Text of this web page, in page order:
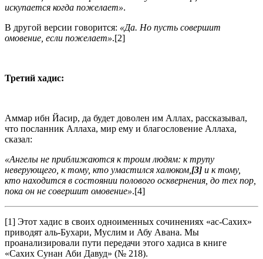
искупается когда пожелает».
В другой версии говорится: «Да. Но пусть совершит
омовение, если пожелает».[2]
Третий хадис:
Аммар ибн Йасир, да будет доволен им Аллах, рассказывал,
что посланник Аллаха, мир ему и благословение Аллаха,
сказал:
«Ангелы не приближаются к троим людям: к трупу
неверующего, к тому, кто умастился халюком,[3] и к тому,
кто находится в состоянии полового оск­вернения, до тех пор,
пока он не совершит омовение».[4]
[1] Этот хадис в своих одноименных сочинениях «ас-Сахих»
приводят аль-Бухари, Муслим и Абу Авана. Мы
проанализировали пути передачи этого хадиса в книге
«Сахих Сунан Аби Давуд» (№ 218).